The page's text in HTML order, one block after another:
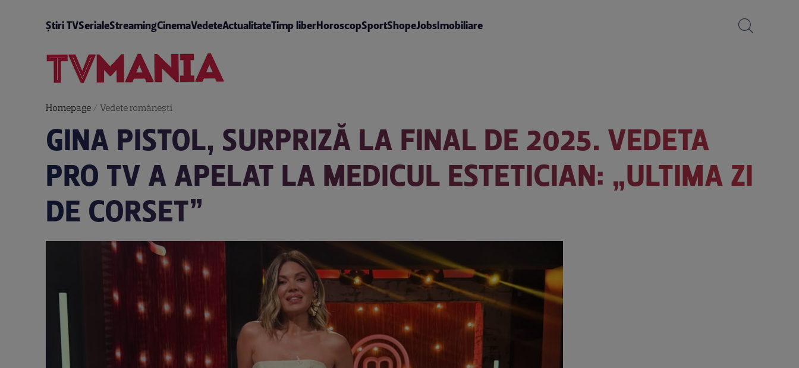
Știri TVSerialeStreamingCinemaVedeteActualitateTimp liberHoroscopSportShopeJobsImobiliare
Homepage/ Vedete româneşti
GINA PISTOL, SURPRIZĂ LA FINAL DE 2025. VEDETA
PRO TV A APELAT LA MEDICUL ESTETICIAN: „ULTIMA ZI
DE CORSET”